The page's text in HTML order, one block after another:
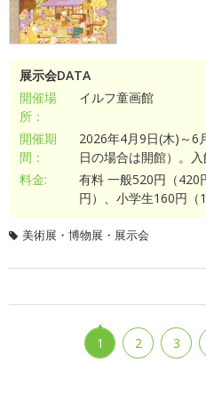
展示会DATA
開催場
所：
イルフ童画館
開催期
間：
2026年4月9日(木)～6
日の場合は開館）。
料金:
有料 一般520円（420
円）、小学生160円
美術展・博物展・展示会
1 2 3